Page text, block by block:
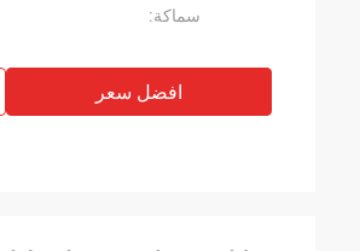
سماكة:
افضل سعر